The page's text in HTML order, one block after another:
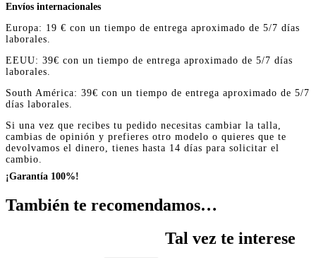
Envíos internacionales
Europa: 19 € con un tiempo de entrega aproximado de 5/7 días
laborales.
EEUU: 39€ con un tiempo de entrega aproximado de 5/7 días
laborales.
South América: 39€ con un tiempo de entrega aproximado de 5/7
días laborales.
Si una vez que recibes tu pedido necesitas cambiar la talla,
cambias de opinión y prefieres otro modelo o quieres que te
devolvamos el dinero, tienes hasta 14 días para solicitar el
cambio.
¡Garantía 100%!
También te recomendamos…
Tal vez te interese